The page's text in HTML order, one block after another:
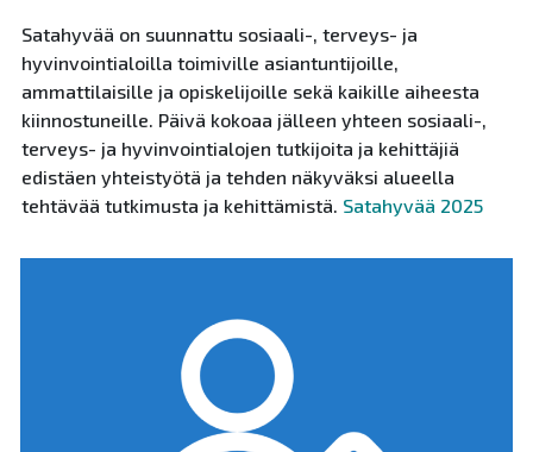
Satahyvää on suunnattu sosiaali-, terveys- ja
hyvinvointialoilla toimiville asiantuntijoille,
ammattilaisille ja opiskelijoille sekä kaikille aiheesta
kiinnostuneille. Päivä kokoaa jälleen yhteen sosiaali-,
terveys- ja hyvinvointialojen tutkijoita ja kehittäjiä
edistäen yhteistyötä ja tehden näkyväksi alueella
tehtävää tutkimusta ja kehittämistä. Satahyvää 2025